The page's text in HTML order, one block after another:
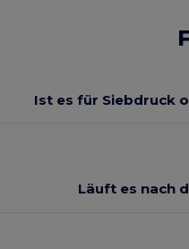
Ist es für Siebdruck
Läuft es nach